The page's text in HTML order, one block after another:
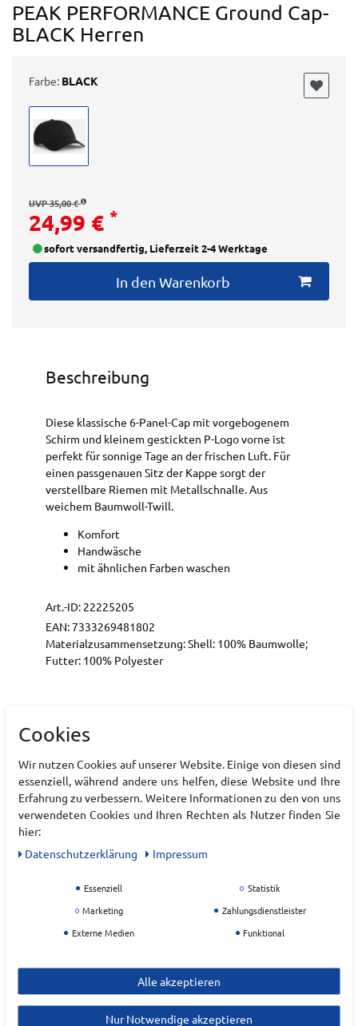
PEAK PERFORMANCE Ground Cap-
BLACK Herren
Farbe: BLACK
UVP 35,00 €
24,99 € *
sofort versandfertig, Lieferzeit 2-4 Werktage
In den Warenkorb
Beschreibung
Diese klassische 6-Panel-Cap mit vorgebogenem
Schirm und kleinem gestickten P-Logo vorne ist
perfekt für sonnige Tage an der frischen Luft. Für
einen passgenauen Sitz der Kappe sorgt der
verstellbare Riemen mit Metallschnalle. Aus
weichem Baumwoll-Twill.
Komfort
Handwäsche
mit ähnlichen Farben waschen
Art.-ID: 22225205
EAN:7333269481802
Materialzusammensetzung: Shell: 100% Baumwolle;
Futter: 100% Polyester
PEAK PERFORMANCE
EU Verantwortlicher
ZULETZT ANGESEHEN
Cookies
Wir nutzen Cookies auf unserer Website. Einige von diesen sind
essenziell, während andere uns helfen, diese Website und Ihre
Erfahrung zu verbessern. Weitere Informationen zu den von uns
verwendeten Cookies und Ihren Rechten als Nutzer finden Sie
hier:
Daten­schutz­erklärung
Impressum
Essenziell
Statistik
Marketing
Zahlungsdienstleister
Externe Medien
Funktional
Alle akzeptieren
Nur Notwendige akzeptieren